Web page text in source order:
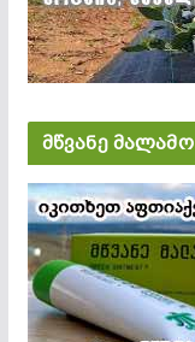
მწვანე მალამო